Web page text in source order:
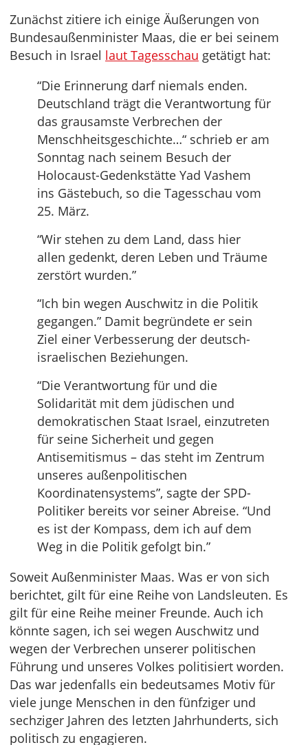
Zunächst zitiere ich einige Äußerungen von
Bundesaußenminister Maas, die er bei seinem
Besuch in Israel laut Tagesschau getätigt hat:
“Die Erinnerung darf niemals enden.
Deutschland trägt die Verantwortung für
das grausamste Verbrechen der
Menschheitsgeschichte…“ schrieb er am
Sonntag nach seinem Besuch der
Holocaust-Gedenkstätte Yad Vashem
ins Gästebuch, so die Tagesschau vom
25. März.
“Wir stehen zu dem Land, dass hier
allen gedenkt, deren Leben und Träume
zerstört wurden.”
“Ich bin wegen Auschwitz in die Politik
gegangen.” Damit begründete er sein
Ziel einer Verbesserung der deutsch-
israelischen Beziehungen.
“Die Verantwortung für und die
Solidarität mit dem jüdischen und
demokratischen Staat Israel, einzutreten
für seine Sicherheit und gegen
Antisemitismus – das steht im Zentrum
unseres außenpolitischen
Koordinatensystems”, sagte der SPD-
Politiker bereits vor seiner Abreise. “Und
es ist der Kompass, dem ich auf dem
Weg in die Politik gefolgt bin.”
Soweit Außenminister Maas. Was er von sich
berichtet, gilt für eine Reihe von Landsleuten. Es
gilt für eine Reihe meiner Freunde. Auch ich
könnte sagen, ich sei wegen Auschwitz und
wegen der Verbrechen unserer politischen
Führung und unseres Volkes politisiert worden.
Das war jedenfalls ein bedeutsames Motiv für
viele junge Menschen in den fünfziger und
sechziger Jahren des letzten Jahrhunderts, sich
politisch zu engagieren.